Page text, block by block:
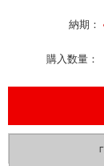
納期：
購入数量